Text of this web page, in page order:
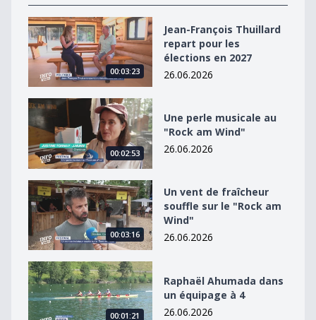
Jean-François Thuillard repart pour les élections en
00:03:23
Jean-François Thuillard
repart pour les
élections en 2027
26.06.2026
Une perle musicale au &quot;Rock am Wind&quot;
00:02:53
Une perle musicale au
"Rock am Wind"
26.06.2026
Un vent de fraîcheur souffle sur le &quot;Rock am
00:03:16
Un vent de fraîcheur
souffle sur le "Rock am
Wind"
26.06.2026
Raphaël Ahumada dans un équipage à 4
00:01:21
Raphaël Ahumada dans
un équipage à 4
26.06.2026